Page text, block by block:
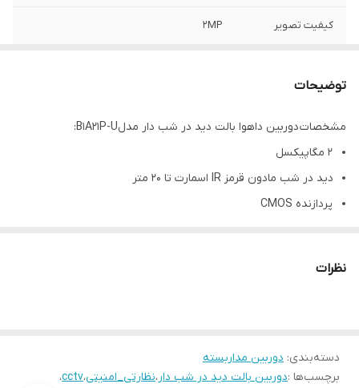
کیفیت تصویر 2MP
توضیحات
مشخصات دوربین داهوا بالت دید در شب دار مدلB1A21P-U:
دید در شب مادون قرمز IR اسمارت تا 20 متر
پردازنده CMOS
بولت 2MP غیر فلزی ضد آب IP67
نظرات
دسته‌بندی: دوربین‌ مداربسته
برچسب‌ها :دوربین بالت دید در شب دار،نظارتی_امنیتی،cctv،